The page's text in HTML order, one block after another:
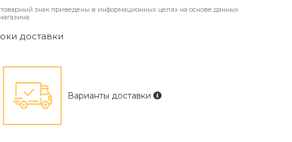
знак приведены в информационных целях на основе данных
доставки
Варианты доставки